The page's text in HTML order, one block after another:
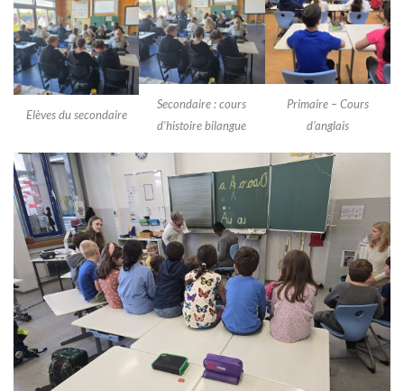
Elèves du secondaire
Secondaire : cours
d’histoire bilangue
Primaire – Cours
d’anglais